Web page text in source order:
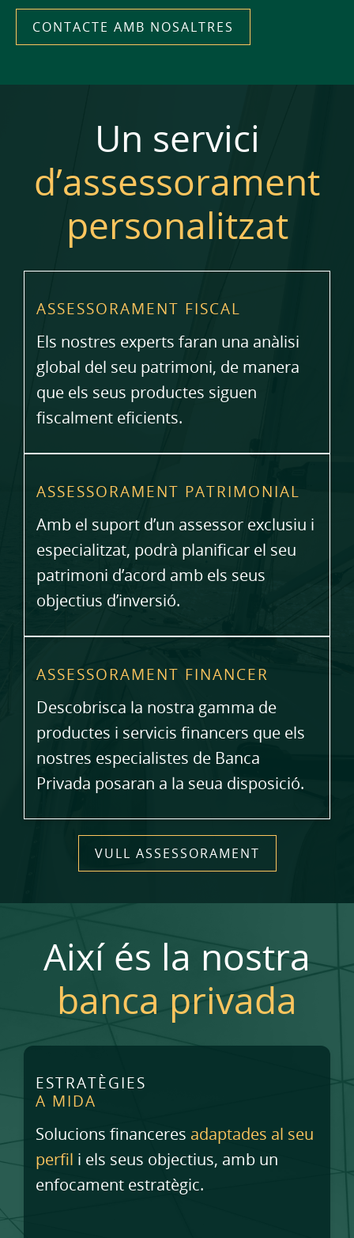
CONTACTE AMB NOSALTRES
Un servici
d’assessorament
personalitzat
ASSESSORAMENT FISCAL
Els nostres experts faran una anàlisi
global del seu patrimoni, de manera
que els seus productes siguen
fiscalment eficients.
ASSESSORAMENT PATRIMONIAL
Amb el suport d’un assessor exclusiu i
especialitzat, podrà planificar el seu
patrimoni d’acord amb els seus
objectius d’inversió.
ASSESSORAMENT FINANCER
Descobrisca la nostra gamma de
productes i servicis financers que els
nostres especialistes de Banca
Privada posaran a la seua disposició.
VULL ASSESSORAMENT
Així és la nostra
banca privada
ESTRATÈGIES
A MIDA
Solucions financeres adaptades al seu
perfil i els seus objectius, amb un
enfocament estratègic.